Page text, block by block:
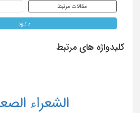
مقالات مرتبط
دانلود
کلیدواژه های مرتبط
الشعراء